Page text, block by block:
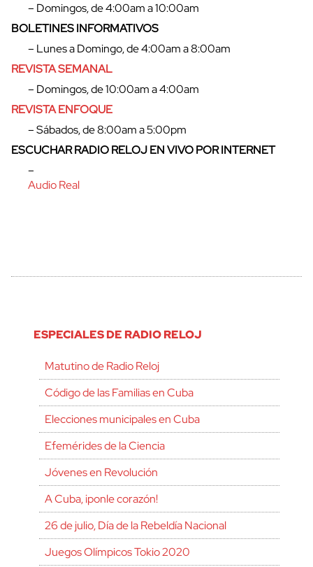
cerrar
– Domingos, de 4:00am a 10:00am
BOLETINES INFORMATIVOS
– Lunes a Domingo, de 4:00am a 8:00am
REVISTA SEMANAL
– Domingos, de 10:00am a 4:00am
REVISTA ENFOQUE
– Sábados, de 8:00am a 5:00pm
ESCUCHAR RADIO RELOJ EN VIVO POR INTERNET
–
Audio Real
ESPECIALES DE RADIO RELOJ
Matutino de Radio Reloj
Código de las Familias en Cuba
Elecciones municipales en Cuba
Efemérides de la Ciencia
Jóvenes en Revolución
A Cuba, ¡ponle corazón!
26 de julio, Día de la Rebeldía Nacional
Juegos Olímpicos Tokio 2020